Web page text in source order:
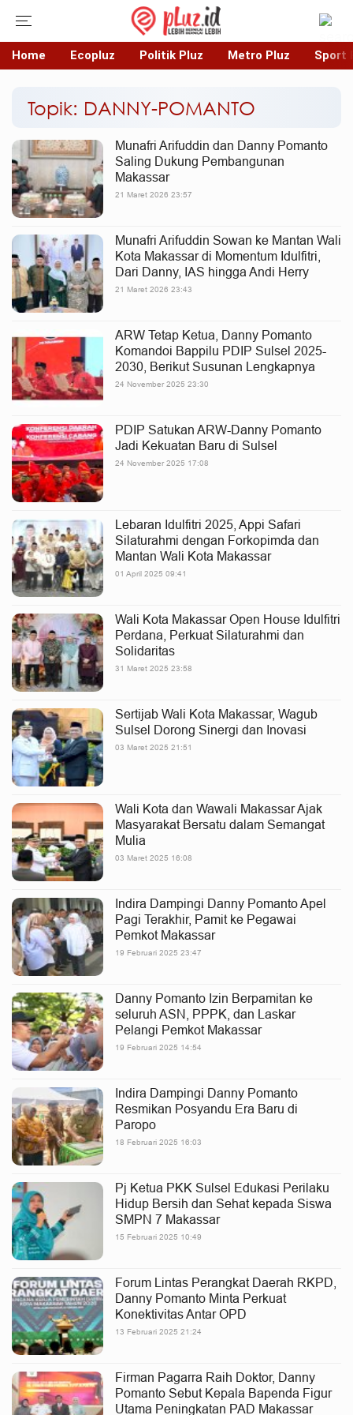
Home Ecopluz Politik Pluz Metro Pluz Sport
Topik: DANNY-POMANTO
Munafri Arifuddin dan Danny Pomanto
Saling Dukung Pembangunan
Makassar
21 Maret 2026 23:57
Munafri Arifuddin Sowan ke Mantan Wali
Kota Makassar di Momentum Idulfitri,
Dari Danny, IAS hingga Andi Herry
21 Maret 2026 23:43
ARW Tetap Ketua, Danny Pomanto
Komandoi Bappilu PDIP Sulsel 2025-
2030, Berikut Susunan Lengkapnya
24 November 2025 23:30
PDIP Satukan ARW-Danny Pomanto
Jadi Kekuatan Baru di Sulsel
24 November 2025 17:08
Lebaran Idulfitri 2025, Appi Safari
Silaturahmi dengan Forkopimda dan
Mantan Wali Kota Makassar
01 April 2025 09:41
Wali Kota Makassar Open House Idulfitri
Perdana, Perkuat Silaturahmi dan
Solidaritas
31 Maret 2025 23:58
Sertijab Wali Kota Makassar, Wagub
Sulsel Dorong Sinergi dan Inovasi
03 Maret 2025 21:51
Wali Kota dan Wawali Makassar Ajak
Masyarakat Bersatu dalam Semangat
Mulia
03 Maret 2025 16:08
Indira Dampingi Danny Pomanto Apel
Pagi Terakhir, Pamit ke Pegawai
Pemkot Makassar
19 Februari 2025 23:47
Danny Pomanto Izin Berpamitan ke
seluruh ASN, PPPK, dan Laskar
Pelangi Pemkot Makassar
19 Februari 2025 14:54
Indira Dampingi Danny Pomanto
Resmikan Posyandu Era Baru di
Paropo
18 Februari 2025 16:03
Pj Ketua PKK Sulsel Edukasi Perilaku
Hidup Bersih dan Sehat kepada Siswa
SMPN 7 Makassar
15 Februari 2025 10:49
Forum Lintas Perangkat Daerah RKPD,
Danny Pomanto Minta Perkuat
Konektivitas Antar OPD
13 Februari 2025 21:24
Firman Pagarra Raih Doktor, Danny
Pomanto Sebut Kepala Bapenda Figur
Utama Peningkatan PAD Makassar